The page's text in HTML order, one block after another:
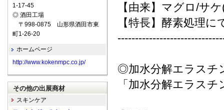
【由来】マグロ/サ
【特長】酵素処理
◎加水分解エラスチ
「加水分解エラス
1-17-45
◎ 酒田工場
〒998-0875 山形県酒田市東
町1-26-20
ホームページ
http://www.kokenmpc.co.jp/
その他の出展商材
スキンケア